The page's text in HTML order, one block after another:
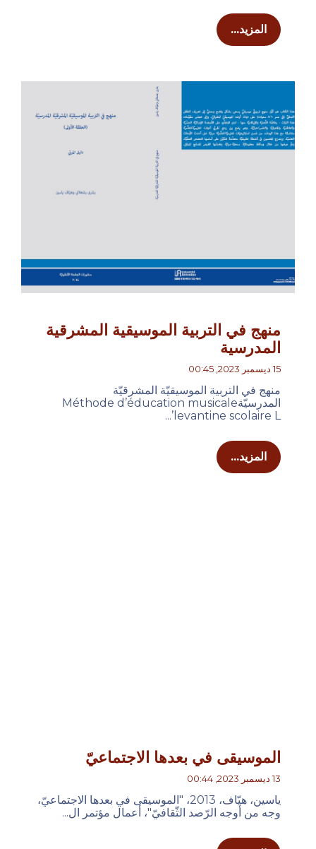
المزيد...
منهج في التربية الموسيقية المشرقية
المدرسية
15 ديسمبر 2023, 00:45
منهج في التربية الموسيقيّة المشرقيّة
المدرسيّةMéthode d’éducation musicale
levantine scolaire L’...
المزيد...
الموسيقى في بعدها الاجتماعيّ
13 ديسمبر 2023, 00:44
ياسين، هيّاف، 2013، "الموسيقى في بعدها الاجتماعيّ،
وجه من أوجه الرّصد الثّقافيّ"، أعمال مؤتمر ال...